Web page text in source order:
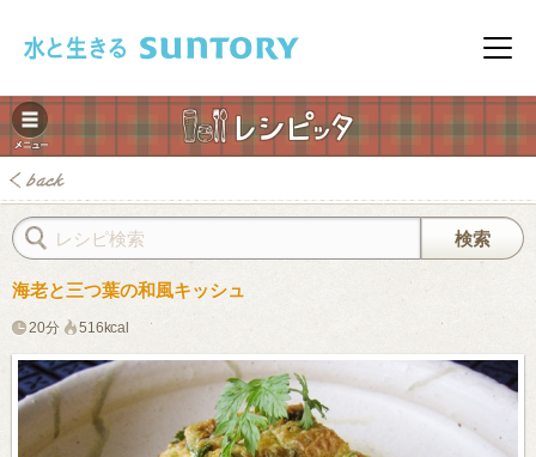
メニ
レシピ
海老と三つ葉の和風キッシュ
20分 516kcal